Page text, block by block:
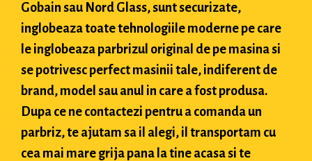
Gobain sau Nord Glass, sunt securizate,
inglobeaza toate tehnologiile moderne pe care
le inglobeaza parbrizul original de pe masina si
se potrivesc perfect masinii tale, indiferent de
brand, model sau anul in care a fost produsa.
Dupa ce ne contactezi pentru a comanda un
parbriz, te ajutam sa il alegi, il transportam cu
cea mai mare grija pana la tine acasa si te